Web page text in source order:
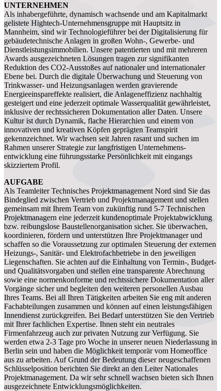
UNTERNEHMEN
Als inhabergeführte, dynamisch wachsende und am Kapitalmarkt
gelistete Hightech-Unternehmensgruppe mit Hauptsitz in
Mannheim, sind wir Technologieführer bei der Digitalisierung für
gebäudetechnische Anlagen in großen Wohn-, Gewerbe- und
Dienstleistungsimmobilien. Unsere patentierten und mit mehreren
Awards ausgezeichneten Lösungen tragen zur signifikanten
Reduktion des CO2-Ausstoßes auf nationaler und internationaler
Ebene bei. Durch die digitale Überwachung und Steuerung von
Trinkwasser- und Heizungsanlagen werden gravierende
Energieeinspareffekte realisiert, die Anlageneffizienz nachhaltig
gesteigert und eine jederzeit optimale Wasserqualität gewährleistet,
inklusive der rechtssicheren Dokumentation aller Daten. Unsere
Kultur ist durch Dynamik, flache Hierarchien und einem von
innovativen und kreativen Köpfen geprägten Teamspirit
gekennzeichnet. Wir wachsen seit Jahren rasant und suchen im
Rahmen unserer Strategie zur langfristigen Unternehmens-
entwicklung eine führungsstarke Persönlichkeit mit eingangs
skizziertem Profil.
AUFGABE
Als Teamleiter Technisches Projektmanagement Nord sind Sie das
Bindeglied zwischen Vertrieb und Projektmanagement und stellen
gemeinsam mit Ihrem Team von zukünftig rund 5-7 Technischen
Projektmanagern eine jederzeit kundenoptimale Projektabwicklung
bzw. reibungslose Baustellenorganisation sicher. Sie überwachen,
koordinieren, fördern und unterstützen Ihre Projektmanager und
schaffen so die Voraussetzung zur optimalen Steuerung der externen
Heizungs-, Sanitär- und Elektrofachbetriebe in den jeweiligen
Liegenschaften. Sie achten auf die Einhaltung von Termin-, Budget-
und Qualitätsvorgaben und stellen eine transparente Abrechnung
sowie eine normenkonforme und rechtssichere Dokumentation aller
Vorgänge sicher und begleiten den weiteren personellen Ausbau
Ihres Teams. Bei all Ihren Tätigkeiten arbeiten Sie eng mit anderen
Fachabteilungen zusammen und können auf einen leistungsfähigen
Innendienst zurückgreifen. Bei Bedarf unterstützen Sie den Vertrieb
mit Ihrer fachlichen Expertise. Ihnen steht ein neutrales
Firmenfahrzeug auch zur privaten Nutzung zur Verfügung. Sie
werden etwa 2-3 Tage pro Woche in unserer neuen Niederlassung in
Berlin sein und haben die Möglichkeit temporär vom Homeoffice
aus zu arbeiten. Auf Grund der Bedeutung dieser neugeschaffenen
Schlüsselposition berichten Sie direkt an den Leiter Nationales
Projektmanagement. Da wir sehr schnell wachsen bieten sich Ihnen
ausgezeichnete Entwicklungsmöglichkeiten.